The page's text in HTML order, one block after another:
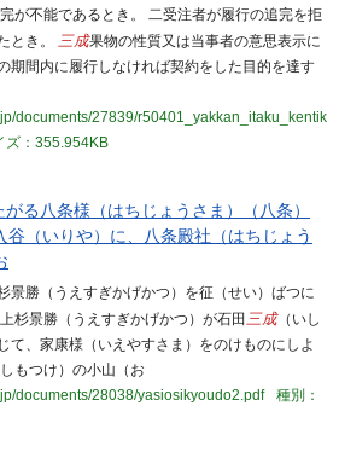
が不能であるとき。 二受注者が履行の追完を拒
とき。 三成果物の性質又は当事者の意思表示に
期間内に履行しなければ契約をした目的を達す
documents/27839/r50401_yakkan_itaku_kentik
ズ：355.954KB
る八条様（はちじょうさま）（八条）
谷（いりや）に、八条殿社（はちじょう
景勝（うえすぎかげかつ）を征（せい）ばつに
杉景勝（うえすぎかげかつ）が石田三成（いし
て、家康様（いえやすさま）をのけものにしよ
もつけ）の小山（お
documents/28038/yasiosikyoudo2.pdf
種別：